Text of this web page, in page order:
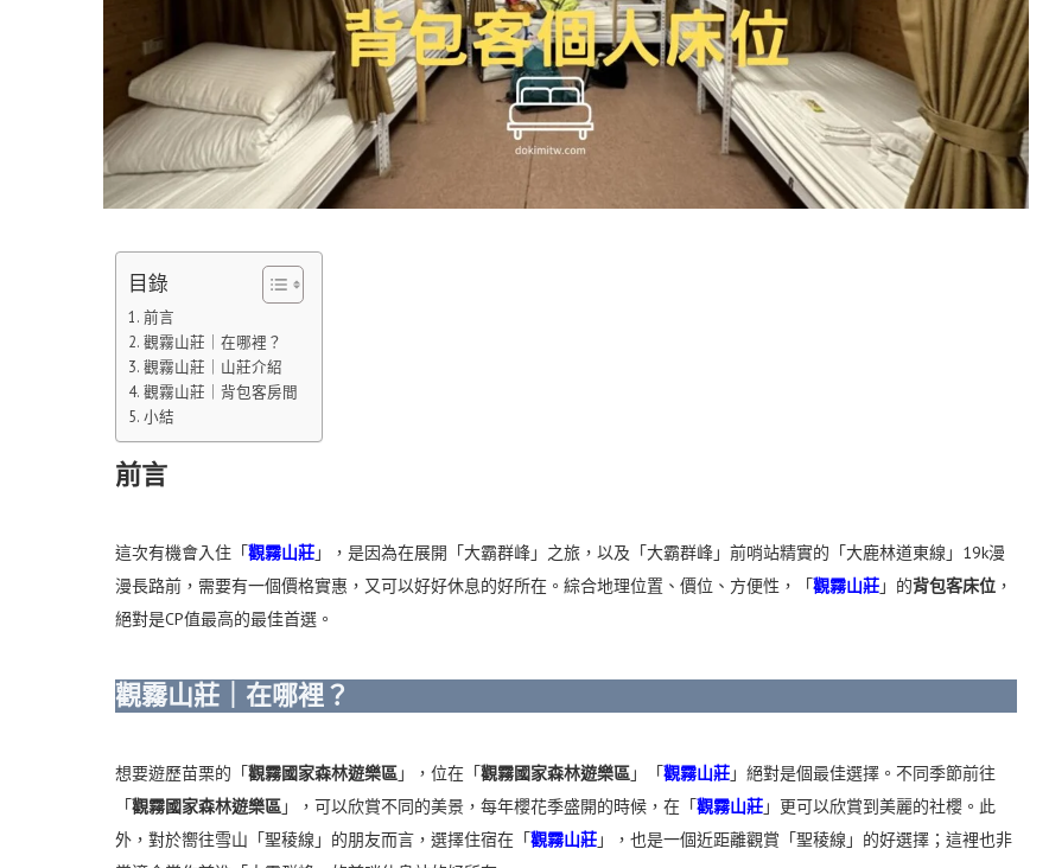
目錄
前言
觀霧山莊｜在哪裡？
觀霧山莊｜山莊介紹
觀霧山莊｜背包客房間
小結
前言
這次有機會入住「觀霧山莊」，是因為在展開「大霸群峰」之旅，以及 「大霸群峰」 前哨站精實的「大鹿林道東線」19k漫
漫長路前，需要有一個價格實惠，又可以好好休息的好所在。綜合地理位置、價位、方便性，「觀霧山莊」的背包客床位 ，
絕對是CP值最高的最佳首選。
觀霧山莊｜在哪裡？
想要遊歷苗栗的「觀霧國家森林遊樂區」，位在 「觀霧國家森林遊樂區」 「觀霧山莊」絕對是個最佳選擇。不同季節前往
「觀霧國家森林遊樂區」，可以欣賞不同的美景，每年櫻花季盛開的時候，在「觀霧山莊」更可以欣賞到美麗的社櫻。此
外，對於嚮往雪山「聖稜線」的朋友而言，選擇住宿在「觀霧山莊」，也是一個近距離觀賞 「聖稜線」 的好選擇；這裡也非